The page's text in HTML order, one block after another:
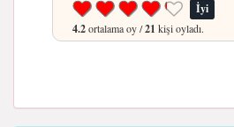
İyi
4.2ortalama oy /21 kişi oyladı.